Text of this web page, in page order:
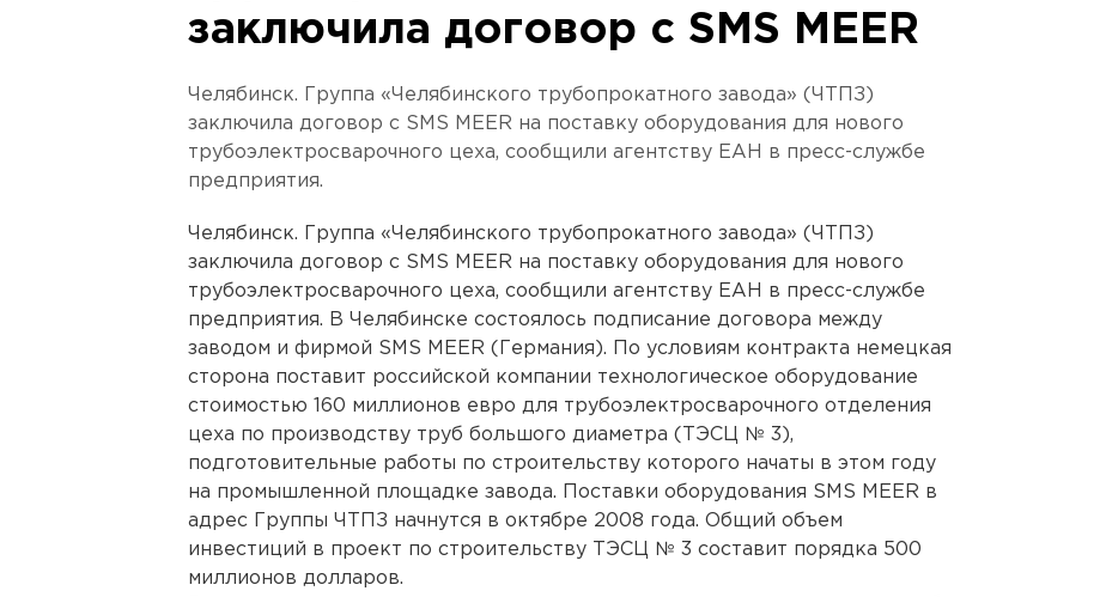
заключила договор с SMS MEER
Челябинск. Группа «Челябинского трубопрокатного завода» (ЧТПЗ)
заключила договор с SMS MEER на поставку оборудования для нового
трубоэлектросварочного цеха, сообщили агентству ЕАН в пресс-службе
предприятия.
Челябинск. Группа «Челябинского трубопрокатного завода» (ЧТПЗ)
заключила договор с SMS MEER на поставку оборудования для нового
трубоэлектросварочного цеха, сообщили агентству ЕАН в пресс-службе
предприятия. В Челябинске состоялось подписание договора между
заводом и фирмой SMS MEER (Германия). По условиям контракта немецкая
сторона поставит российской компании технологическое оборудование
стоимостью 160 миллионов евро для трубоэлектросварочного отделения
цеха по производству труб большого диаметра (ТЭСЦ № 3),
подготовительные работы по строительству которого начаты в этом году
на промышленной площадке завода. Поставки оборудования SMS MEER в
адрес Группы ЧТПЗ начнутся в октябре 2008 года. Общий объем
инвестиций в проект по строительству ТЭСЦ № 3 составит порядка 500
миллионов долларов.